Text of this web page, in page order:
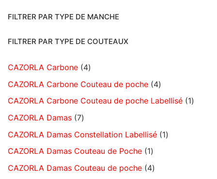
FILTRER PAR TYPE DE MANCHE
FILTRER PAR TYPE DE COUTEAUX
CAZORLA Carbone 4
CAZORLA Carbone Couteau de poche 4
CAZORLA Carbone Couteau de poche Labellisé 1
CAZORLA Damas 7
CAZORLA Damas Constellation Labellisé 1
CAZORLA Damas Couteau de Poche 1
CAZORLA Damas Couteau de poche 4